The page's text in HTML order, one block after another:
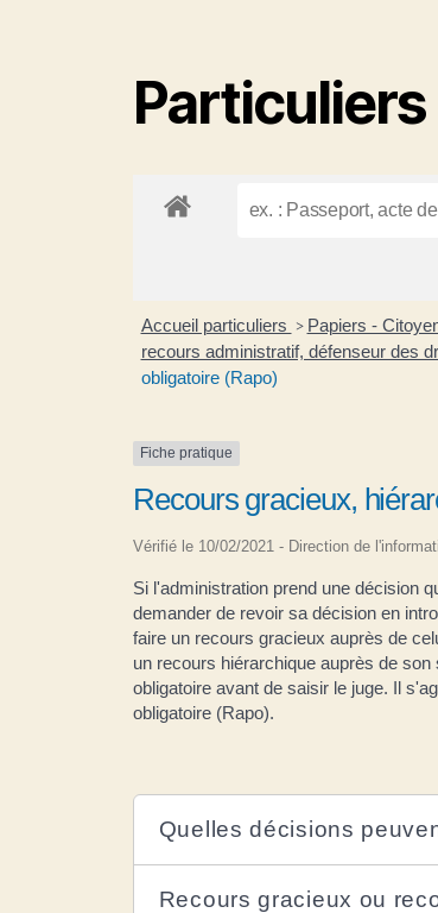
Particuliers
Accueil particuliers > Papiers -
recours administratif, défenseur des
obligatoire (Rapo)
Fiche pratique
Recours gracieux,
Vérifié le 10/02/2021 - Direction de
Si l'administration prend une décision
demander de revoir sa décision en
faire un recours gracieux auprès de
un recours hiérarchique auprès de
obligatoire avant de saisir le juge. Il
obligatoire (Rapo).
Quelles décisions
Recours gracieux ou